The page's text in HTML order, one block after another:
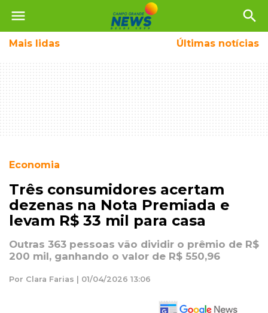
menu search
Mais lidas Últimas notícias
Economia
Três consumidores acertam
dezenas na Nota Premiada e
levam R$ 33 mil para casa
Outras 363 pessoas vão dividir o prêmio de R$
200 mil, ganhando o valor de R$ 550,96
Por Clara Farias | 01/04/2026 13:06